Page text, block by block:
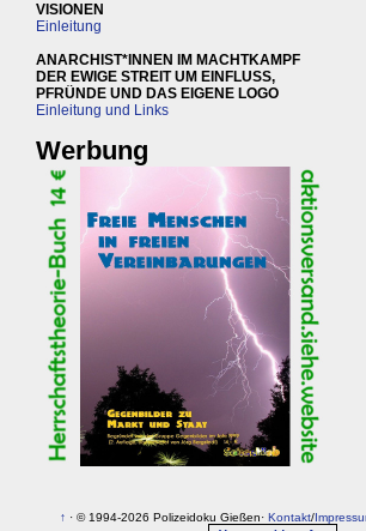
VISIONEN
Einleitung
ANARCHIST*INNEN IM MACHTKAMPF
DER EWIGE STREIT UM EINFLUSS,
PFRÜNDE UND DAS EIGENE LOGO
Einleitung und Links
Werbung
↑ · © 1994-2026 Polizeidoku Gießen· Kontakt/